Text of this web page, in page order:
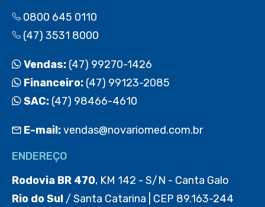
0800 645 0110
(47) 3531 8000
Vendas: (47) 99270-1426
Financeiro: (47) 99123-2085
SAC: (47) 98466-4610
E-mail:vendas@novariomed.com.br
ENDEREÇO
Rodovia BR 470, KM 142 - S/N - Canta Galo
Rio do Sul / Santa Catarina | CEP 89.163-244